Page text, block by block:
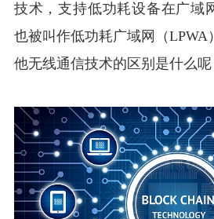
技术，支持低功耗设备在广域
也被叫作低功耗广域网（LPWA
他无线通信技术的区别是什么呢